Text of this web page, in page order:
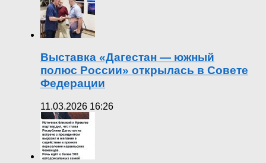
Выставка «Дагестан — южный
полюс России» открылась в Совете
Федерации
11.03.2026 16:26